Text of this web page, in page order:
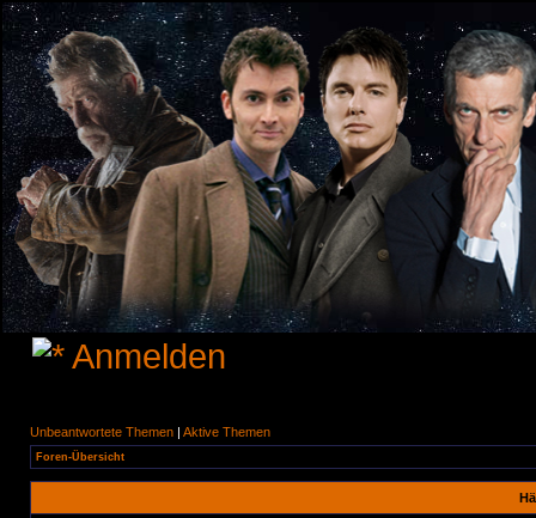
Anmelden
Unbeantwortete Themen | Aktive Themen
Foren-Übersicht